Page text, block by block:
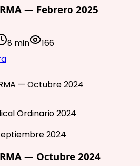
— Febrero 2025
8 min
166
Ordinario 2024
2024
— Octubre 2024